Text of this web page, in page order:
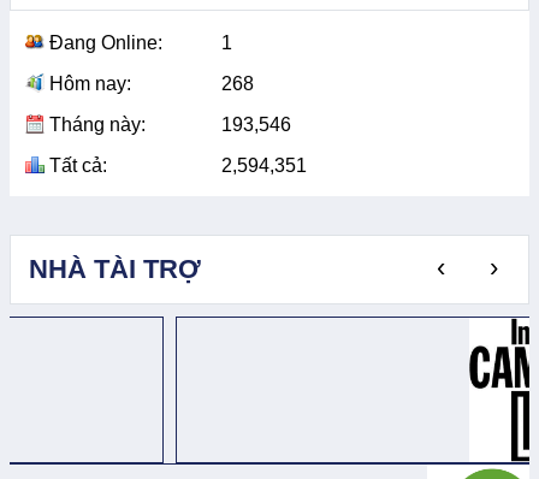
Đang Online:
1
Hôm nay:
268
Tháng này:
193,546
Tất cả:
2,594,351
NHÀ TÀI TRỢ ‹ ›